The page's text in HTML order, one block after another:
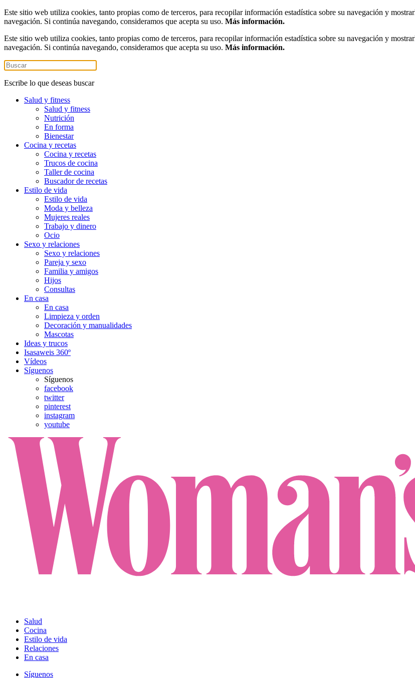
Este sitio web utiliza cookies, tanto propias como de terceros, para recopilar información estadística sobre su navegación y
navegación. Si continúa navegando, consideramos que acepta su uso. Más información.
Este sitio web utiliza cookies, tanto propias como de terceros, para recopilar información estadística sobre su navegación y
navegación. Si continúa navegando, consideramos que acepta su uso. Más información.
Escribe lo que deseas buscar
Salud y fitness
Salud y fitness
Nutrición
En forma
Bienestar
Cocina y recetas
Cocina y recetas
Trucos de cocina
Taller de cocina
Buscador de recetas
Estilo de vida
Estilo de vida
Moda y belleza
Mujeres reales
Trabajo y dinero
Ocio
Sexo y relaciones
Sexo y relaciones
Pareja y sexo
Familia y amigos
Hijos
Consultas
En casa
En casa
Limpieza y orden
Decoración y manualidades
Mascotas
Ideas y trucos
Isasaweis 360º
Vídeos
Síguenos
Síguenos
facebook
twitter
pinterest
instagram
youtube
Salud
Cocina
Estilo de vida
Relaciones
En casa
Síguenos